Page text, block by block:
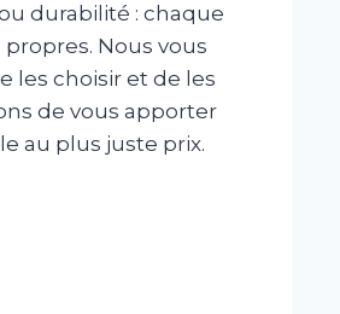
durabilité : chaque
Nous vous
les choisir et de les
de vous apporter
au plus juste prix.